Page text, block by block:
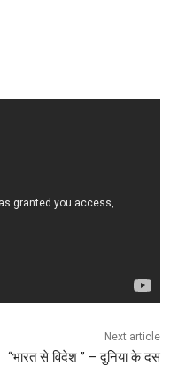
Next article
“भारत से विदेश ” – दुनिया के दस